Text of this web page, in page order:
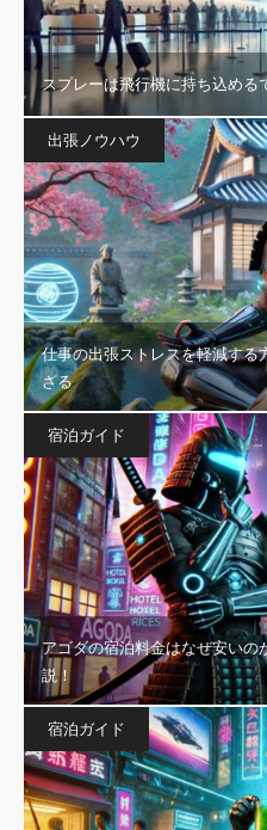
スプレーは飛行機に持ち込める
出張ノウハウ
仕事の出張ストレスを軽減する
ざる
宿泊ガイド
アゴダの宿泊料金はなぜ安いの
説！
宿泊ガイド